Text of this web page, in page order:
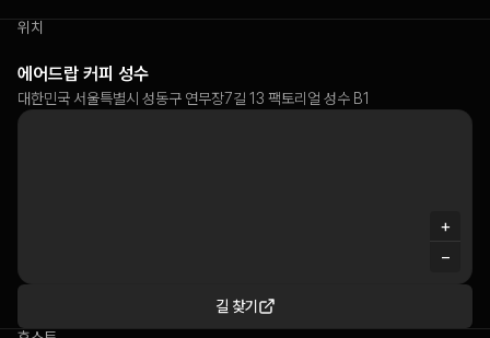
위치
에어드랍 커피 성수
대한민국 서울특별시 성동구 연무장7길 13 팩토리얼 성수 B1
+
−
길 찾기